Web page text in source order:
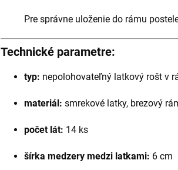
Pre správne uloženie do rámu
Technické parametre:
typ: nepolohovateľný latkový rošt v
materiál: smrekové latky, brezový
počet lát: 14 ks
šírka medzery medzi latkami: 6 cm